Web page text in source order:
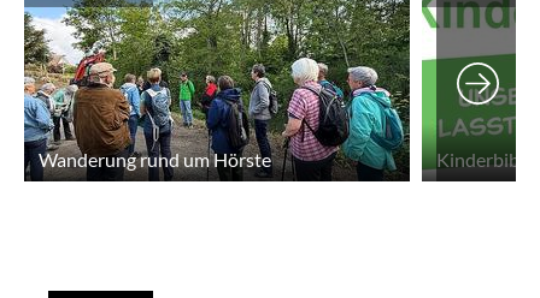
Wanderung rund um Hörste